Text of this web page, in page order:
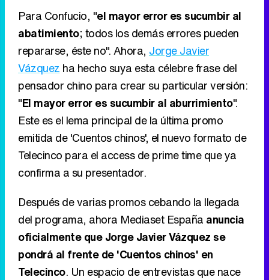
Para Confucio, "el mayor error es sucumbir al
abatimiento; todos los demás errores pueden
repararse, éste no". Ahora, Jorge Javier
Vázquez ha hecho suya esta célebre frase del
pensador chino para crear su particular versión:
"El mayor error es sucumbir al aburrimiento".
Este es el lema principal de la última promo
emitida de 'Cuentos chinos', el nuevo formato de
Telecinco para el access de prime time que ya
confirma a su presentador.
Después de varias promos cebando la llegada
del programa, ahora Mediaset España anuncia
oficialmente que Jorge Javier Vázquez se
pondrá al frente de 'Cuentos chinos' en
Telecinco. Un espacio de entrevistas que nace